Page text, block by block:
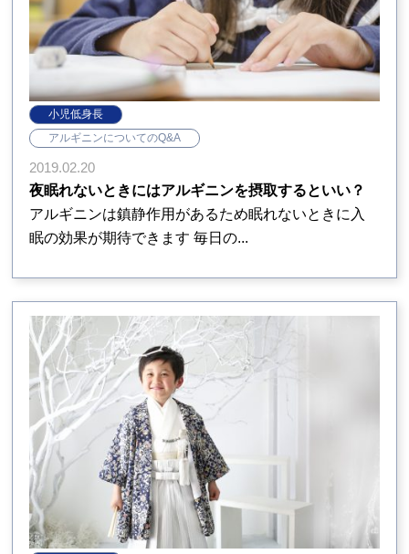
小児低身長
アルギニンについてのQ&A
2019.02.20
夜眠れないときにはアルギニンを摂取するといい？
アルギニンは鎮静作用があるため眠れないときに入
眠の効果が期待できます 毎日の...